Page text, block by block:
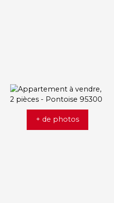
+ de photos